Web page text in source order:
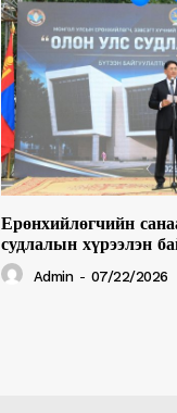
Ерөнхийлөгчийн
судлалын хүрээлэн
Admin - 07/22/2026